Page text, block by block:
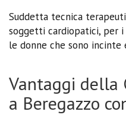
Suddetta tecnica
soggetti cardiopatici, per
le donne che sono
Vantaggi della
a Beregazzo